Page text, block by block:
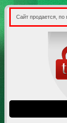
Сайт продается, по